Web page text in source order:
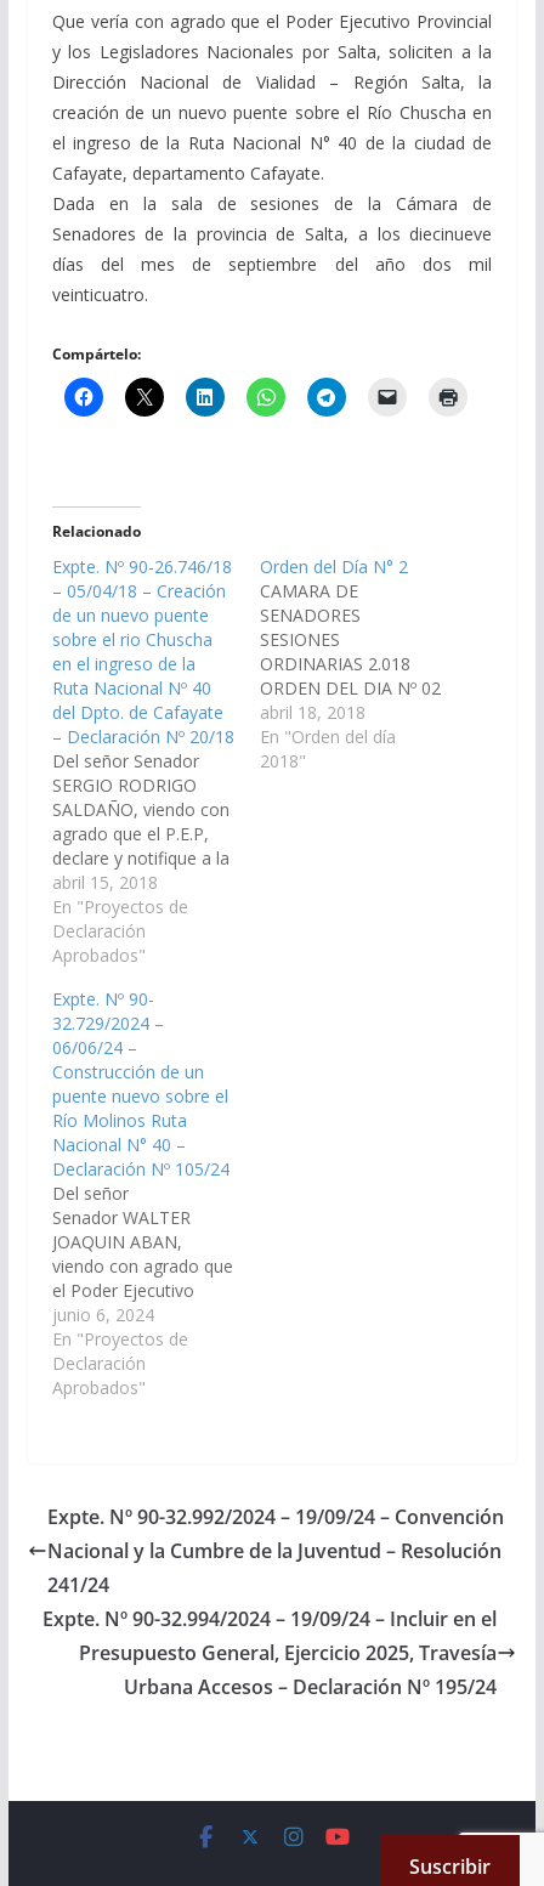
Que vería con agrado que el Poder Ejecutivo Provincial
y los Legisladores Nacionales por Salta, soliciten a la
Dirección Nacional de Vialidad – Región Salta, la
creación de un nuevo puente sobre el Río Chuscha en
el ingreso de la Ruta Nacional N° 40 de la ciudad de
Cafayate, departamento Cafayate.
Dada en la sala de sesiones de la Cámara de
Senadores de la provincia de Salta, a los diecinueve
días del mes de septiembre del año dos mil
veinticuatro.
Compártelo:
Relacionado
Expte. Nº 90-26.746/18
– 05/04/18 – Creación
de un nuevo puente
sobre el rio Chuscha
en el ingreso de la
Ruta Nacional Nº 40
del Dpto. de Cafayate
– Declaración Nº 20/18
Del señor Senador
SERGIO RODRIGO
SALDAÑO, viendo con
agrado que el P.E.P,
declare y notifique a la
Dirección Nacional
Región Salta, la
creación de un nuevo
puente sobre el rio
de la Ruta Nacional Nº
40 del Dpto. de
Cafayate.(Expte. Nº 90-
26.746/18, A la
Comisión de…
abril 15, 2018
En "Proyectos de
Declaración
Aprobados"
Orden del Día N° 2
CAMARA DE
SENADORES
SESIONES
ORDINARIAS 2.018
ORDEN DEL DIA Nº 02
(Dictámenes de
Comisiones ingresados
en la sesión del día
abril 18, 2018
En "Orden del día
2018"
Expte. Nº 90-
32.729/2024 –
06/06/24 –
Construcción de un
puente nuevo sobre el
Río Molinos Ruta
Nacional N° 40 –
Declaración Nº 105/24
Del señor
Senador WALTER
JOAQUIN ABAN,
viendo con agrado que
el Poder Ejecutivo
Provincial y los
Señores Legisladores
Nacionales por Salta
gestionen ante la
reemplazo del viejo
que está a punto de
derrumbarse sobre el
Río Molinos en…
junio 6, 2024
En "Proyectos de
Declaración
Aprobados"
Expte. Nº 90-32.992/2024 – 19/09/24 – Convención
Nacional y la Cumbre de la Juventud – Resolución
241/24
Expte. Nº 90-32.994/2024 – 19/09/24 – Incluir en el
Presupuesto General, Ejercicio 2025, Travesía
Urbana Accesos – Declaración Nº 195/24
. All rights reserved.
Suscribir